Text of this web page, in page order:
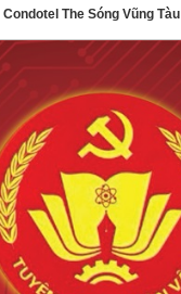
Condotel The Sóng Vũng Tàu